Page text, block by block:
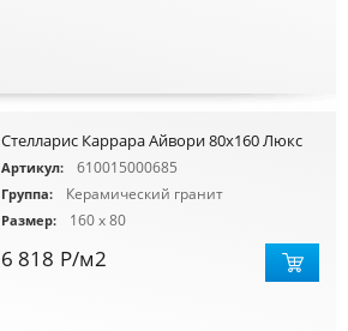
Стелларис Каррара Айвори 80х160 Люкс
Артикул: 610015000685
Группа: Керамический гранит
Размер: 160 x 80
6 818 Р/м2